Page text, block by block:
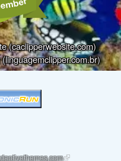
(caclipperwebsite.com)
(link is external)